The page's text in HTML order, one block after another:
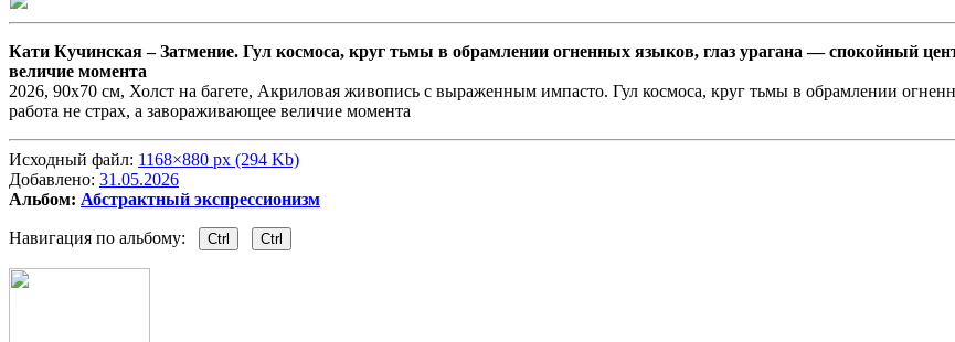
Кати Кучинская –Затмение. Гул космоса, круг тьмы в обрамлении огненных языков, глаз урагана — спокойный
величие момента
2026, 90х70 см, Холст на багете, Акриловая живопись с выраженным импасто. Гул космоса, круг тьмы в обрамлении
работа не страх, а завораживающее величие момента
Исходный файл: 1168×880 px (294 Kb)
Добавлено: 31.05.2026
Альбом: Абстрактный экспрессионизм
Навигация по альбому: Ctrl Ctrl